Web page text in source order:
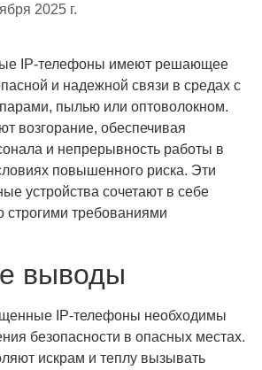
2025 г.
IP-телефоны имеют решающее
и надежной связи в средах с
пылью или оптоволокном.
возгорание, обеспечивая
и непрерывность работы в
повышенного риска. Эти
устройства сочетают в себе
строгими требованиями
выводы
IP-телефоны необходимы
безопасности в опасных местах.
искрам и теплу вызывать